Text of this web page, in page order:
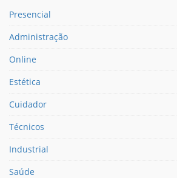
Presencial
Administração
Online
Estética
Cuidador
Técnicos
Industrial
Saúde